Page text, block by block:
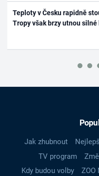
Teploty v Česku rapidně
Tropy však brzy utnou silné
Jak zhubnout
TV program
Kdy budou volby
ZOO